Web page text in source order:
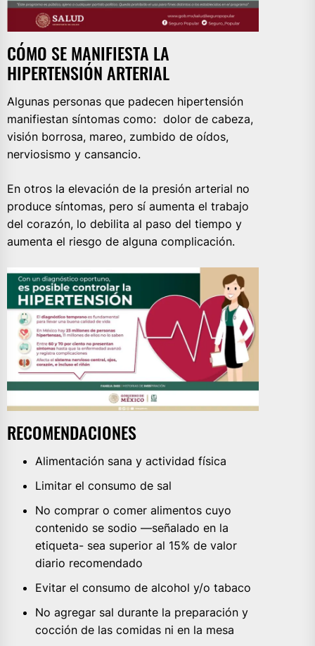
CÓMO SE MANIFIESTA LA
HIPERTENSIÓN ARTERIAL
Algunas personas que padecen hipertensión
manifiestan síntomas como: dolor de cabeza,
visión borrosa, mareo, zumbido de oídos,
nerviosismo y cansancio.
En otros la elevación de la presión arterial no
produce síntomas, pero sí aumenta el trabajo
del corazón, lo debilita al paso del tiempo y
aumenta el riesgo de alguna complicación.
RECOMENDACIONES
Alimentación sana y actividad física
Limitar el consumo de sal
No comprar o comer alimentos cuyo
contenido se sodio —señalado en la
etiqueta- sea superior al 15% de valor
diario recomendado
Evitar el consumo de alcohol y/o tabaco
No agregar sal durante la preparación y
cocción de las comidas ni en la mesa